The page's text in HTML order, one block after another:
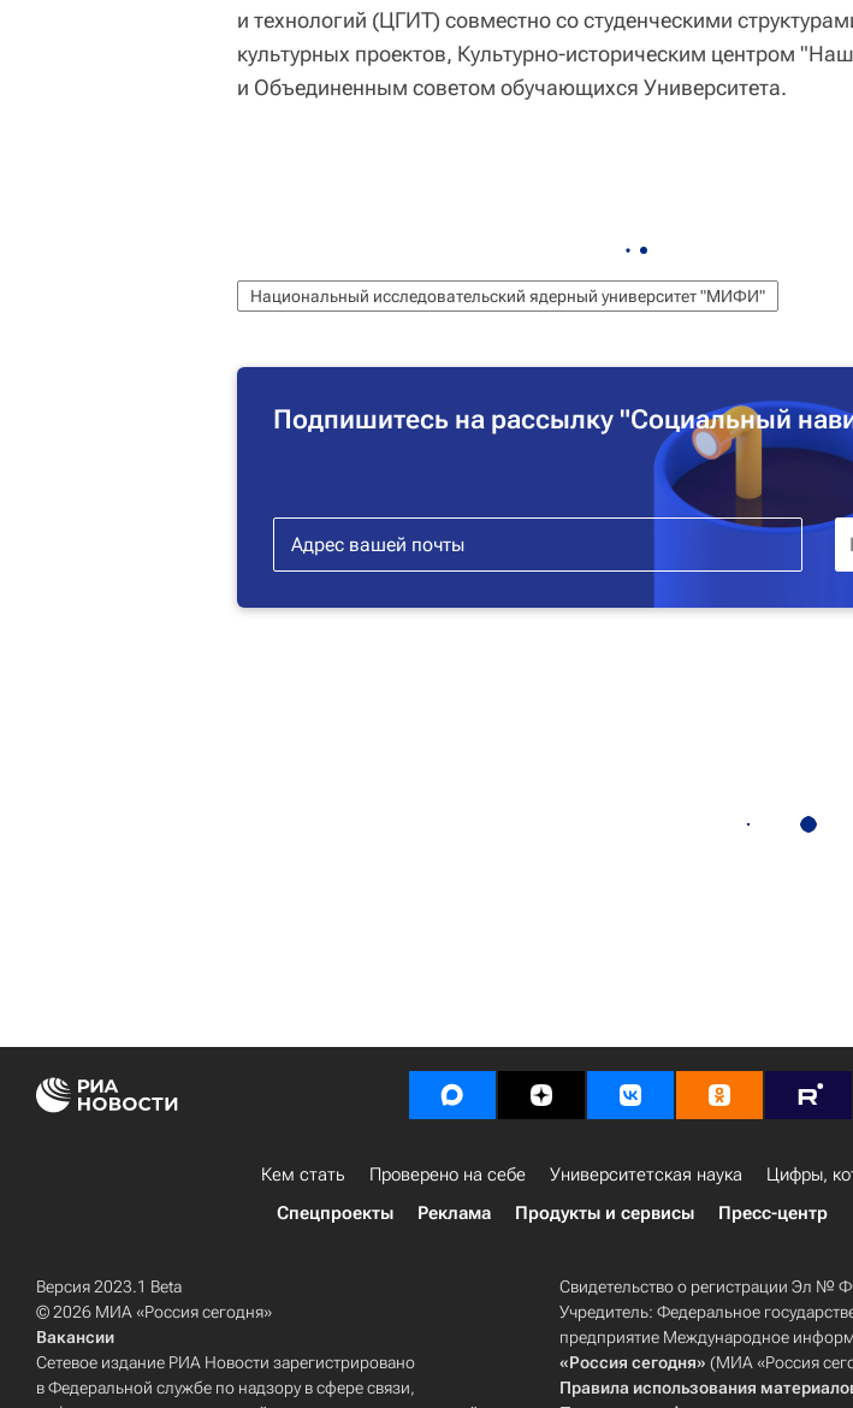
и технологий (ЦГИТ) совместно со студенческими
культурных проектов, Культурно-историческим центром
и Объединенным советом обучающихся Университета.
Национальный исследовательский ядерный университет "МИФИ"
Подпишитесь на рассылку "Социальный
Кем стать Проверено на себе Университетская наука Цифры,
Спецпроекты
Реклама Продукты и сервисы Пресс-центр
Версия 2023.1 Beta
© 2026 МИА «Россия сегодня»
Вакансии
Сетевое издание РИА Новости зарегистрировано
в Федеральной службе по надзору в сфере связи,
Свидетельство о регистрации Эл №
Учредитель: Федеральное
предприятие Международное
«Россия сегодня» (МИА «Россия
Правила использования